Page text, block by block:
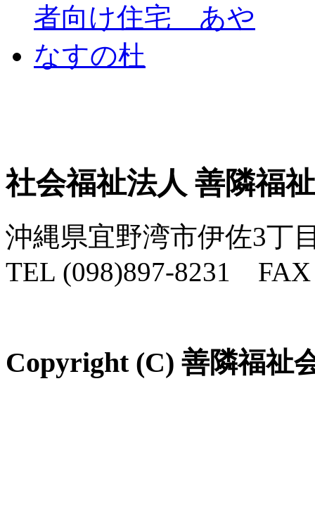
社会福祉法人 善隣福
沖縄県宜野湾市伊佐3丁
TEL (098)897-8231 FAX
Copyright (C) 善隣福祉